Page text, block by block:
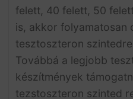
felett, 40 felett, 50
is, akkor folyamatosan
tesztoszteron
Továbbá a legjobb
készítmények
tezstoszteron szinted